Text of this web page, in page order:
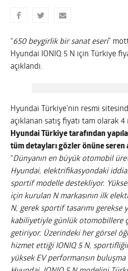
“650 beygirlik bir sanat eseri”
Hyundai IONIQ 5 N için Türkiye
açıklandı.
Hyundai Türkiye’nin resmi
açıklanan satış fiyatı tam olarak
Hyundai Türkiye tarafından
tüm detayları gözler önüne seren
“Dünyanın en büyük otomobil
Hyundai, elektrifikasyondaki
sportif modelle destekliyor.
için kurulan N markasının ilk
N, gerek sportif tasarımı gerekse
kabiliyetiyle günlük otomobillere
getiriyor. Üzerindeki her görsel
hizmet ettiği IONIQ 5 N,
yüksek EV performansın buluşma